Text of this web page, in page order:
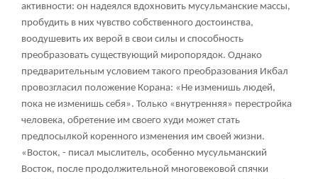
активности: он надеялся вдохновить мусульманские массы,
пробудить в них чувство собственного достоинства,
воодушевить их верой в свои силы и способность
преобразовать существующий миропорядок. Однако
предварительным условием такого преобразования Икбал
провозгласил положение Корана: «Не изменишь людей,
пока не изменишь себя». Только «внутренняя» перестройка
человека, обретение им своего худи может стать
предпосылкой коренного изменения им своей жизни.
«Восток, - писал мыслитель, особенно мусульманский
Восток, после продолжительной многовековой спячки